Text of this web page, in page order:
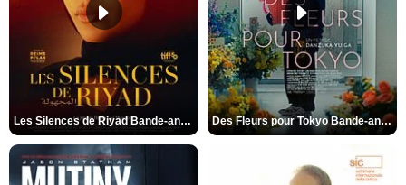
Les Silences de Riyad Bande-annonce VO STFR Des Fleurs pour Tokyo Bande-annonce VO STFR